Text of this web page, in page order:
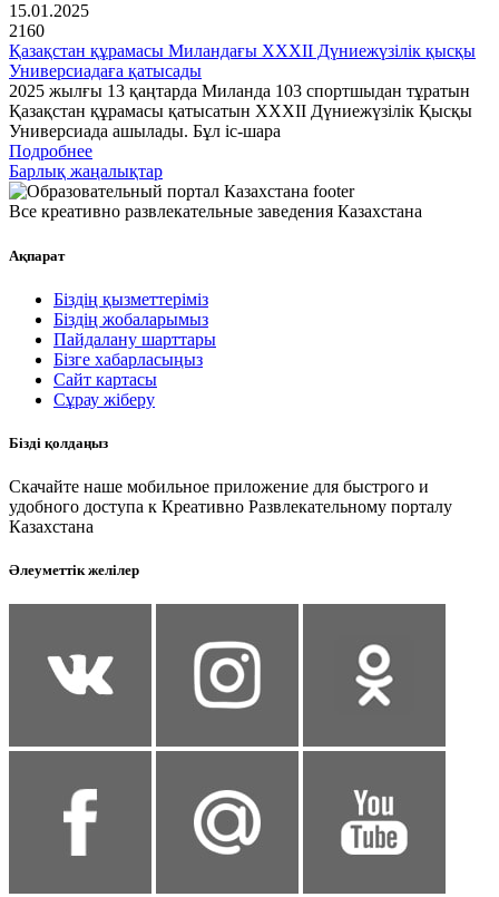
15.01.2025
2160
Қазақстан құрамасы Миландағы XXXII Дүниежүзілік қысқы
Универсиадаға қатысады
2025 жылғы 13 қаңтарда Миланда 103 спортшыдан тұратын
Қазақстан құрамасы қатысатын XXXII Дүниежүзілік Қысқы
Универсиада ашылады. Бұл іс-шара
Подробнее
Барлық жаңалықтар
Все креативно развлекательные заведения Казахстана
Ақпарат
Біздің қызметтеріміз
Біздің жобаларымыз
Пайдалану шарттары
Бізге хабарласыңыз
Сайт картасы
Сұрау жіберу
Бізді қолдаңыз
Скачайте наше мобильное приложение для быстрого и
удобного доступа к Креативно Развлекательному порталу
Казахстана
Әлеуметтік желілер